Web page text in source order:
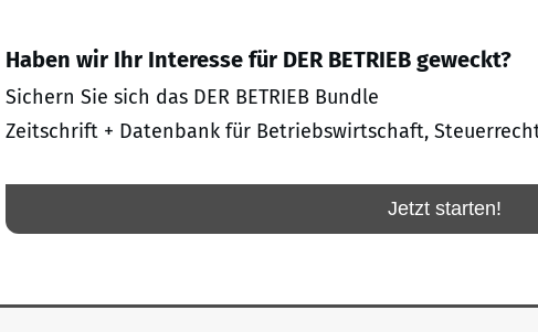
Haben wir Ihr Interesse für DER BETRIEB geweckt?
Sichern Sie sich das DER BETRIEB Bundle
Zeitschrift + Datenbank für Betriebswirtschaft,
Jetzt starten!